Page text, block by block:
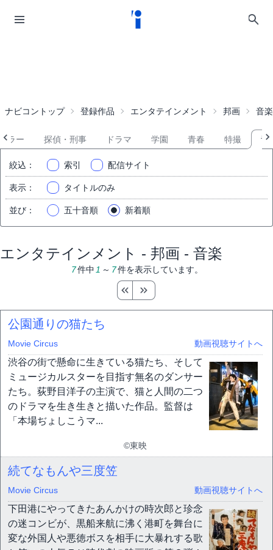
ナビコントップ 登録作品 エンタテインメント 邦画 音楽
ラー 探偵・刑事 ドラマ 学園 青春 特撮 音
絞込 ： 索引 配信サイト
表示 ： タイトルのみ
並び ： 五十音順 新着順
エンタテインメント - 邦画 - 音楽
7件中 1 ～ 7件を表示しています。
公園通りの猫たち
Movie Circus 動画視聴サイトへ
渋谷の街で懸命に生きている猫たち、そして
ミュージカルスターを目指す無名のダンサー
たち。荻野目洋子の主演で、猫と人間の二つ
のドラマを生き生きと描いた作品。監督は
「本場ぢょしこうマ...
©東映
続てなもんや三度笠
Movie Circus 動画視聴サイトへ
下田港にやってきたあんかけの時次郎と珍念
の迷コンビが、黒船来航に沸く港町を舞台に
変な外国人や悪徳ボスを相手に大暴れする歌